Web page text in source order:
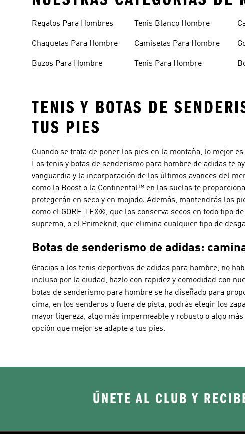
Regalos Para Hombres
Chaquetas Para Hombre
Buzos Para Hombre
Tenis Blanco Hombre
Camisetas Para Hombre
Tenis Para Hombre
TENIS Y BOTAS DE
TUS PIES
Cuando se trata de poner los pies en la montaña, lo mejor
Los tenis y botas de senderismo para hombre de adidas te
vanguardia y la incorporación de los últimos avances del
como la Boost o la Continental™ en las suelas te
protegerán en seco y en mojado. Además, mantendrás los
como el GORE-TEX®, que los conserva secos en todo tipo
suprema, o el Primeknit, que elimina cualquier tipo de
Botas de senderismo de adidas:
Gracias a los tenis deportivos de adidas para hombre, no
incluso por la ciudad, hazlo con rapidez y comodidad con
botas de senderismo para hombre se ha diseñado para
cima, en los senderos o fuera de pista, podrás elegir los
mayor ligereza, algo más impermeable y robusto o algo
opción que mejor se adapte a tus pies.
ÚNETE AL CLUB Y